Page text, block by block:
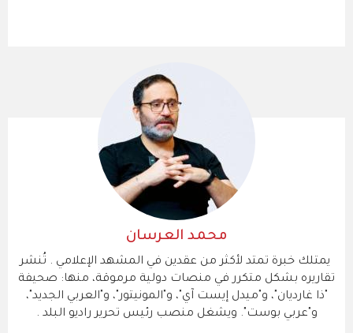
محمد العرسان
يمتلك خبرة تمتد لأكثر من عقدين في المشهد الإعلامي . ​تُنشر
تقاريره بشكل متكرر في منصات دولية مرموقة، منها: صحيفة
"ذا غارديان"، و"ميدل إيست آي"، و"المونيتور"، و"العربي الجديد"،
و"عربي بوست". ويشغل منصب رئيس تحرير راديو البلد .